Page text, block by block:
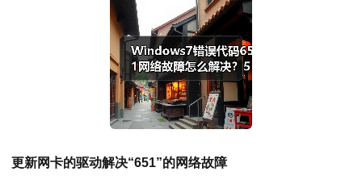
更新网卡的驱动解决“651”的网络故障